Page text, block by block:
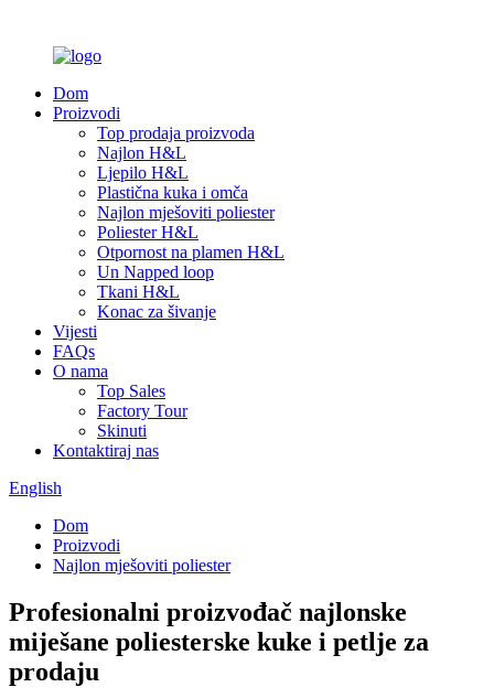
Dom
Proizvodi
Top prodaja proizvoda
Najlon H&L
Ljepilo H&L
Plastična kuka i omča
Najlon mješoviti poliester
Poliester H&L
Otpornost na plamen H&L
Un Napped loop
Tkani H&L
Konac za šivanje
Vijesti
FAQs
O nama
Top Sales
Factory Tour
Skinuti
Kontaktiraj nas
English
Dom
Proizvodi
Najlon mješoviti poliester
Profesionalni proizvođač najlonske
miješane poliesterske kuke i petlje za
prodaju